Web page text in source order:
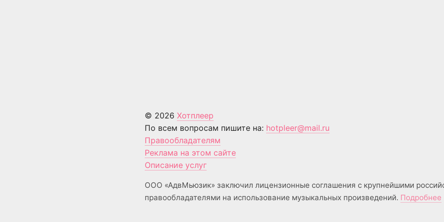
© 2026 Хотплеер
По всем вопросам пишите на: hotpleer@mail.ru
Правообладателям
Реклама на этом сайте
Описание услуг
ООО «АдвМьюзик» заключил лицензионные соглашения с крупнейшими
правообладателями на использование музыкальных произведений. Подробнее